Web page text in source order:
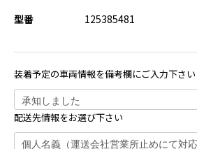
型番 125385481
装着予定の車両情報を備考欄にご入力下さい
配送先情報をお選び下さい